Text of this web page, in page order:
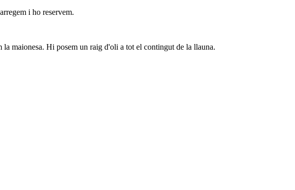
i ho reservem.
maionesa. Hi posem un raig d'oli a tot el contingut de la llauna.